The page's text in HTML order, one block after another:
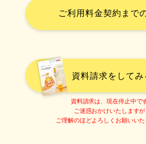
ご利用料金契約まで
資料請求をしてみ
資料請求は、現在停止中です
ご迷惑おかけいたしますが
ご理解のほどよろしくお願いいた